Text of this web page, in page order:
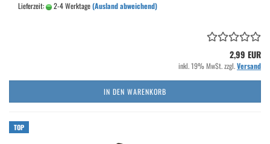
Lieferzeit: 2-4 Werktage(Ausland abweichend)
2,99 EUR
inkl. 19% MwSt. zzgl.Versand
IN DEN WARENKORB
TOP